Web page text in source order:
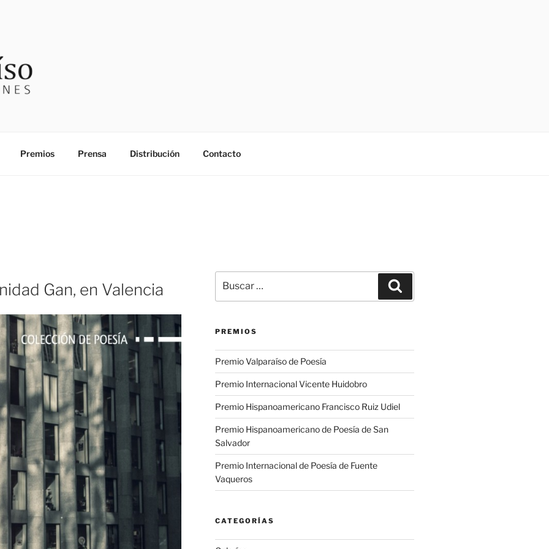
EDICIONES
Premios Prensa Distribución Contacto
Gan, en Valencia
por:
PREMIOS
Premio Valparaíso de Poesía
Premio Internacional Vicente Huidobro
Premio Hispanoamericano Francisco Ruiz Udiel
Premio Hispanoamericano de Poesía de San
Salvador
Premio Internacional de Poesía de Fuente
Vaqueros
CATEGORÍAS